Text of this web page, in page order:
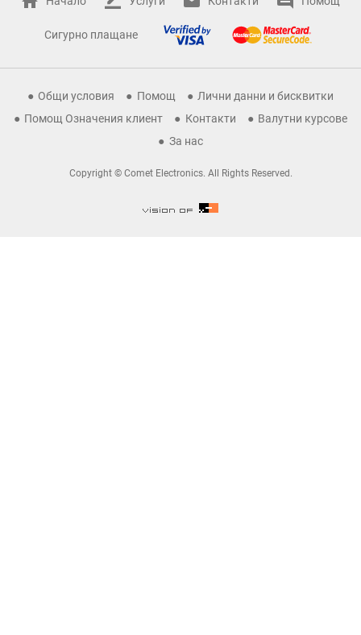
Сигурно плащане
Общи условия Помощ
Лични данни и бисквитки
Помощ Означения клиент
Контакти
Валутни курсове
За нас
Copyright © Comet Electronics. All Rights Reserved.